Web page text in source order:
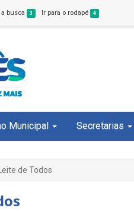
a busca 3 Ir para o rodapé 4
Municipal Secretarias
de Todos